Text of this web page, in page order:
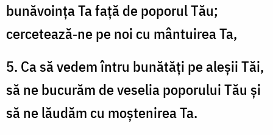
bunăvoința Ta față de poporul Tău;
cercetează‑ne pe noi cu mântuirea Ta,
5. Ca să vedem întru bunătăți pe aleșii Tăi,
să ne bucurăm de veselia poporului Tău și
să ne lăudăm cu moștenirea Ta.